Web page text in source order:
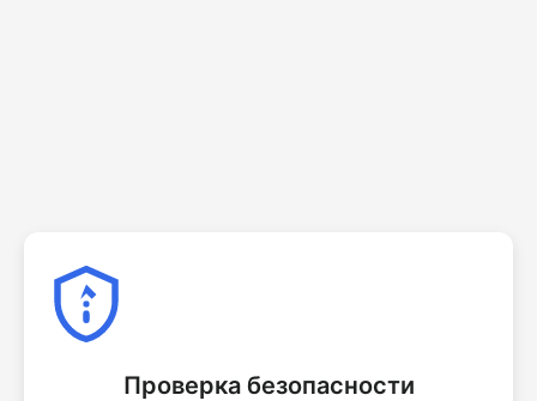
Проверка безопасности